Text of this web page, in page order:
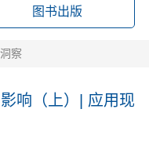
图书出版
察
响（上）| 应用现